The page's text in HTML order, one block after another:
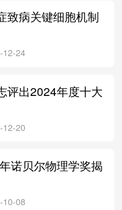
2025-03-11
致病关键细胞机制
评出2024年度十大
诺贝尔物理学奖揭